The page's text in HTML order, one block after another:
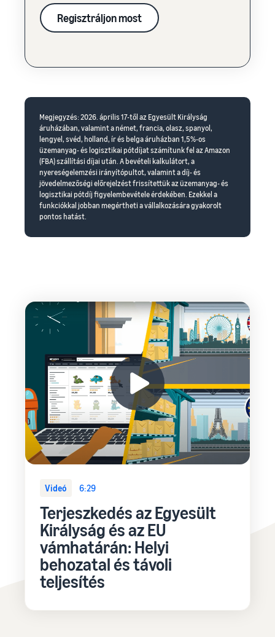
Regisztráljon most
Megjegyzés: 2026. április 17-től az Egyesült Királyság
áruházában, valamint a német, francia, olasz, spanyol,
lengyel, svéd, holland, ír és belga áruházban 1,5%-os
üzemanyag- és logisztikai pótdíjat számítunk fel az Amazon
(FBA) szállítási díjai után. A bevételi kalkulátort, a
nyereségelemzési irányítópultot, valamint a díj- és
jövedelmezőségi előrejelzést frissítettük az üzemanyag- és
logisztikai pótdíj figyelembevétele érdekében. Ezekkel a
funkciókkal jobban megértheti a vállalkozására gyakorolt
pontos hatást.
Videó 6:29
Terjeszkedés az Egyesült
Királyság és az EU
vámhatárán: Helyi
behozatal és távoli
teljesítés